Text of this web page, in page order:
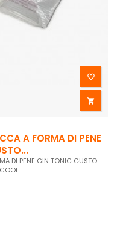


A FORMA DI PENE
DI PENE GIN TONIC GUSTO